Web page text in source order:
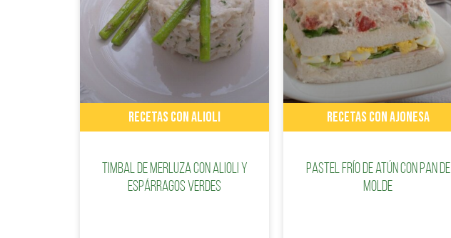
RECETAS CON ALIOLI
Timbal de merluza con alioli y
espárragos verdes
RECETAS CON AJONESA
Pastel frío de atún con pan de
molde